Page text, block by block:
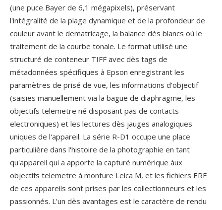
(une puce Bayer de 6,1 mégapixels), préservant
l'intégralité de la plage dynamique et de la profondeur de
couleur avant le dematricage, la balance dès blancs où le
traitement de la courbe tonale. Le format utilisé une
structuré de conteneur TIFF avec dès tags de
métadonnées spécifiques à Epson enregistrant les
paramètres de prisé de vue, les informations d'objectif
(saisies manuellement via la bague de diaphragme, les
objectifs telemetre né disposant pas de contacts
electroniques) et les lectures dès jauges analogiques
uniques de l'appareil. La série R-D1 occupe une place
particulière dans l'histoire de la photographie en tant
qu'appareil qui a apporte la capturé numérique àux
objectifs telemetre à monture Leica M, et les fichiers ERF
de ces appareils sont prises par les collectionneurs et les
passionnés. L'un dès avantages est le caractère de rendu